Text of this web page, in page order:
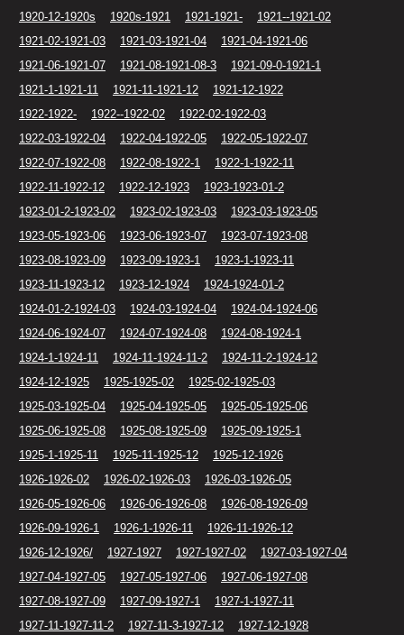
1920-12-1920s
1920s-1921 1921-1921-
1921--1921-02
1921-02-1921-03
1921-03-1921-04
1921-04-1921-06
1921-06-1921-07
1921-08-1921-08-3
1921-09-0-1921-1
1921-1-1921-11
1921-11-1921-12
1921-12-1922
1922-1922-
1922--1922-02
1922-02-1922-03
1922-03-1922-04
1922-04-1922-05
1922-05-1922-07
1922-07-1922-08
1922-08-1922-1
1922-1-1922-11
1922-11-1922-12
1922-12-1923
1923-1923-01-2
1923-01-2-1923-02
1923-02-1923-03
1923-03-1923-05
1923-05-1923-06
1923-06-1923-07
1923-07-1923-08
1923-08-1923-09
1923-09-1923-1
1923-1-1923-11
1923-11-1923-12
1923-12-1924
1924-1924-01-2
1924-01-2-1924-03
1924-03-1924-04
1924-04-1924-06
1924-06-1924-07
1924-07-1924-08
1924-08-1924-1
1924-1-1924-11
1924-11-1924-11-2
1924-11-2-1924-12
1924-12-1925
1925-1925-02
1925-02-1925-03
1925-03-1925-04
1925-04-1925-05
1925-05-1925-06
1925-06-1925-08
1925-08-1925-09
1925-09-1925-1
1925-1-1925-11
1925-11-1925-12
1925-12-1926
1926-1926-02
1926-02-1926-03
1926-03-1926-05
1926-05-1926-06
1926-06-1926-08
1926-08-1926-09
1926-09-1926-1
1926-1-1926-11
1926-11-1926-12
1926-12-1926/
1927-1927 1927-1927-02
1927-03-1927-04
1927-04-1927-05
1927-05-1927-06
1927-06-1927-08
1927-08-1927-09
1927-09-1927-1
1927-1-1927-11
1927-11-1927-11-2
1927-11-3-1927-12 1927-12-1928